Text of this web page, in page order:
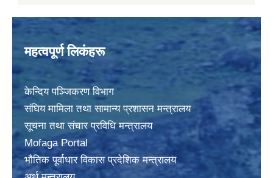
महत्वपूर्ण लिकंहरू
केन्दिय पञ्जिकरण विभाग
संघिय मामिला तथा सामान्य प्रशासन मन्त्रालय
सूचना तथा संचार प्रविधि मन्त्रालय
Mofaga Portal
भाैतिक पूर्वाधार विकास प्रदेशिक मन्त्रालय